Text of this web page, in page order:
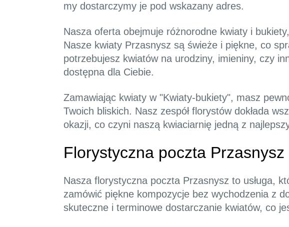
my dostarczymy je pod wskazany adres.
Nasza oferta obejmuje różnorodne kwiaty i
Nasze kwiaty Przasnysz są świeże i piękne, co
potrzebujesz kwiatów na urodziny, imieniny, czy
dostępna dla Ciebie.
Zamawiając kwiaty w "Kwiaty-bukiety", masz
Twoich bliskich. Nasz zespół florystów dokłada
okazji, co czyni naszą kwiaciarnię jedną z
Florystyczna poczta Przasnysz
Nasza florystyczna poczta Przasnysz to usługa,
zamówić piękne kompozycje bez wychodzenia z
skuteczne i terminowe dostarczanie kwiatów, co